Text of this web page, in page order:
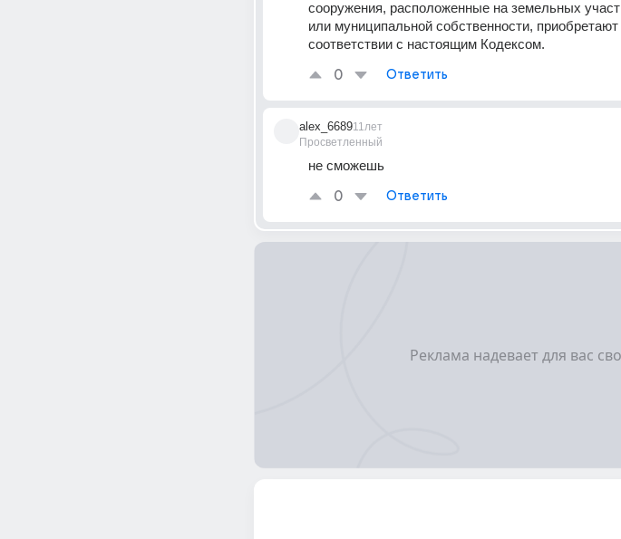
сооружения, расположенные на земельных
или муниципальной собственности,
соответствии с настоящим Кодексом.
0 Ответить
alex_6689
Просветленный
11лет
не сможешь
0 Ответить